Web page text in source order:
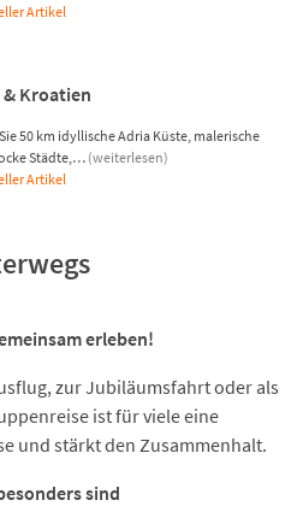
Artikel
Kroatien
50 km idyllische Adria Küste, malerische
Städte,… (weiterlesen)
Artikel
erleben!
zur Jubiläumsfahrt oder als
ist für viele eine
und stärkt den Zusammenhalt.
sind